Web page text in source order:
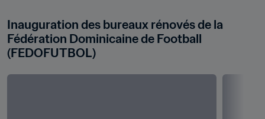
Inauguration des bureaux rénovés de la
Fédération Dominicaine de Football
(FEDOFUTBOL)